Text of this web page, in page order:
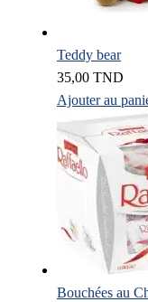
Teddy bear
35,00 TND
Ajouter au
Bouchées au